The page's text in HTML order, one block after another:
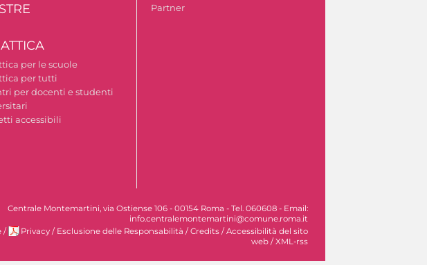
per le scuole
per tutti
per docenti e studenti
accessibili
Partner
Centrale Montemartini, via Ostiense 106 - 00154 Roma - Tel. 060608 - Email:
info.centralemontemartini@comune.roma.it
/ Privacy / Esclusione delle Responsabilità /Credits /Accessibilità del sito
web /XML-rss